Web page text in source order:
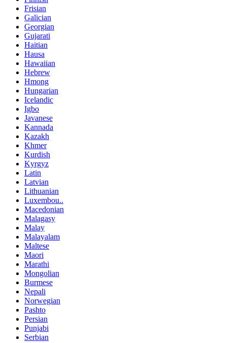
Frisian
Galician
Georgian
Gujarati
Haitian
Hausa
Hawaiian
Hebrew
Hmong
Hungarian
Icelandic
Igbo
Javanese
Kannada
Kazakh
Khmer
Kurdish
Kyrgyz
Latin
Latvian
Lithuanian
Luxembou..
Macedonian
Malagasy
Malay
Malayalam
Maltese
Maori
Marathi
Mongolian
Burmese
Nepali
Norwegian
Pashto
Persian
Punjabi
Serbian